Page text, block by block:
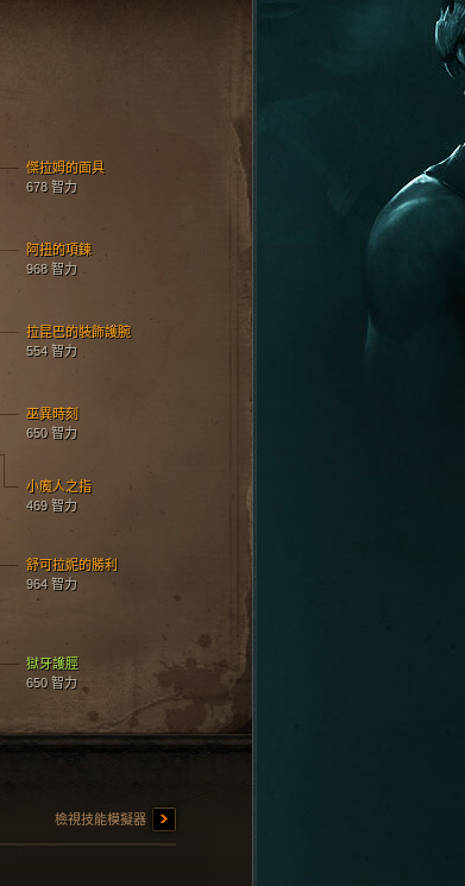
傑拉姆的面具
678 智力
獄牙護脛
650 智力
拉昆巴的裝飾護腕
554 智力
舒可拉妮的勝利
964 智力
巫異時刻
650 智力
小魔人之指
469 智力
阿扭的項鍊
968 智力
檢視技能模擬器